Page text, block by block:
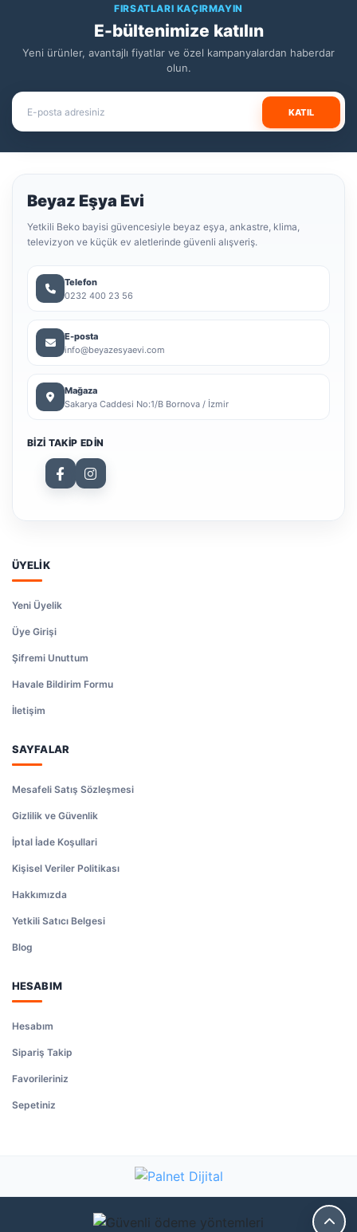
FIRSATLARI KAÇIRMAYIN
E-bültenimize katılın
Yeni ürünler, avantajlı fiyatlar ve özel kampanyalardan haberdar
olun.
KATIL
Beyaz Eşya Evi
Yetkili Beko bayisi güvencesiyle beyaz eşya, ankastre, klima,
televizyon ve küçük ev aletlerinde güvenli alışveriş.
Telefon
0232 400 23 56
E-posta
info@beyazesyaevi.com
Mağaza
Sakarya Caddesi No:1/B Bornova / İzmir
BIZI TAKIP EDIN
ÜYELİK
Yeni Üyelik
Üye Girişi
Şifremi Unuttum
Havale Bildirim Formu
İletişim
SAYFALAR
Mesafeli Satış Sözleşmesi
Gizlilik ve Güvenlik
İptal İade Koşullari
Kişisel Veriler Politikası
Hakkımızda
Yetkili Satıcı Belgesi
Blog
HESABIM
Hesabım
Sipariş Takip
Favorileriniz
Sepetiniz